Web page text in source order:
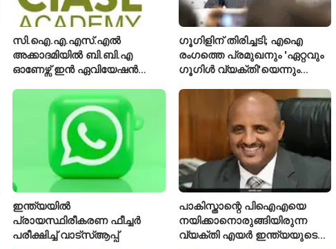
സി.ഐ.എ.എസ്.എൽ
അക്കാദമിയിൽ ബി.ബി.എ
ഓണേഴ്സ് ഇൻ ഏവിയേഷൻ
ഈമാസം 12 വരെ
ഗൂഗിളിന് തിരിച്ചടി; എഐ
രംഗത്തെ പ്രമുഖനും 'ഏറ്റവും
ഗൂഗിൾ വ്യക്തി'യെന്നും
ഇന്ത്യയിൽ
പ്രായസ്ഥിരീകരണ ഫീച്ചർ
പരീക്ഷിച്ച് വാട്‌സ്ആപ്പ്
പാകിസ്താന്റെ പിഐഎയെ
നയിക്കാനൊരുങ്ങിയിരുന്ന
വ്യക്തി എയർ ഇന്ത്യയുടെ